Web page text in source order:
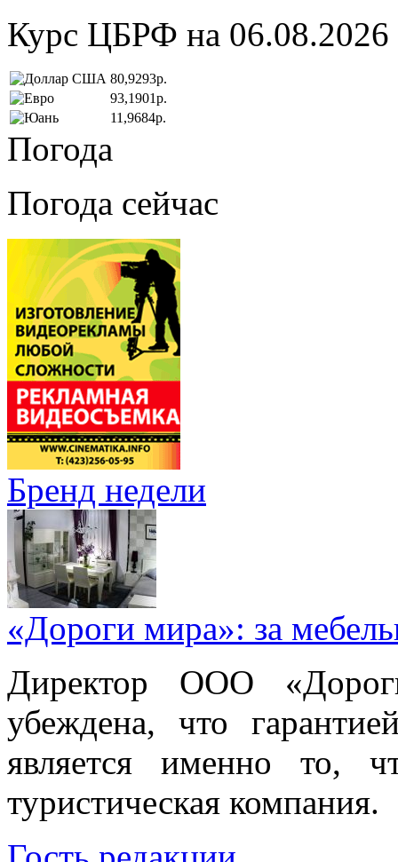
Курс ЦБРФ на 06.08.2026
80,9293р.
93,1901р.
11,9684р.
Погода
Погода сейчас
Бренд недели
«Дороги мира»: за
Директор ООО
убеждена, что
является именно то,
туристическая компания.